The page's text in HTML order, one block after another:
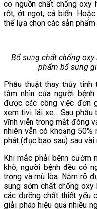
có nguồn chất chống oxy
rốt, ớt ngọt, cá biển.
thể lựa chọn các sản phẩm
Bổ sung chất chống oxy
phẩm bổ sung
Phẫu thuật thay thủy
tầm nhìn của người
được các công việc đơn
xem tivi, lái xe… Sau phẫu
vĩnh viễn trong mắt đóng
nhiên vẫn có khoảng
phát (đục bao sau) sau vài
Khi mắc phải bệnh cườm
khô, người bệnh đều có
trọng và mù lòa. Nắm rõ
sung sớm chất chống oxy
các dưỡng chất thiết yếu
giải pháp hiệu quả nhiều